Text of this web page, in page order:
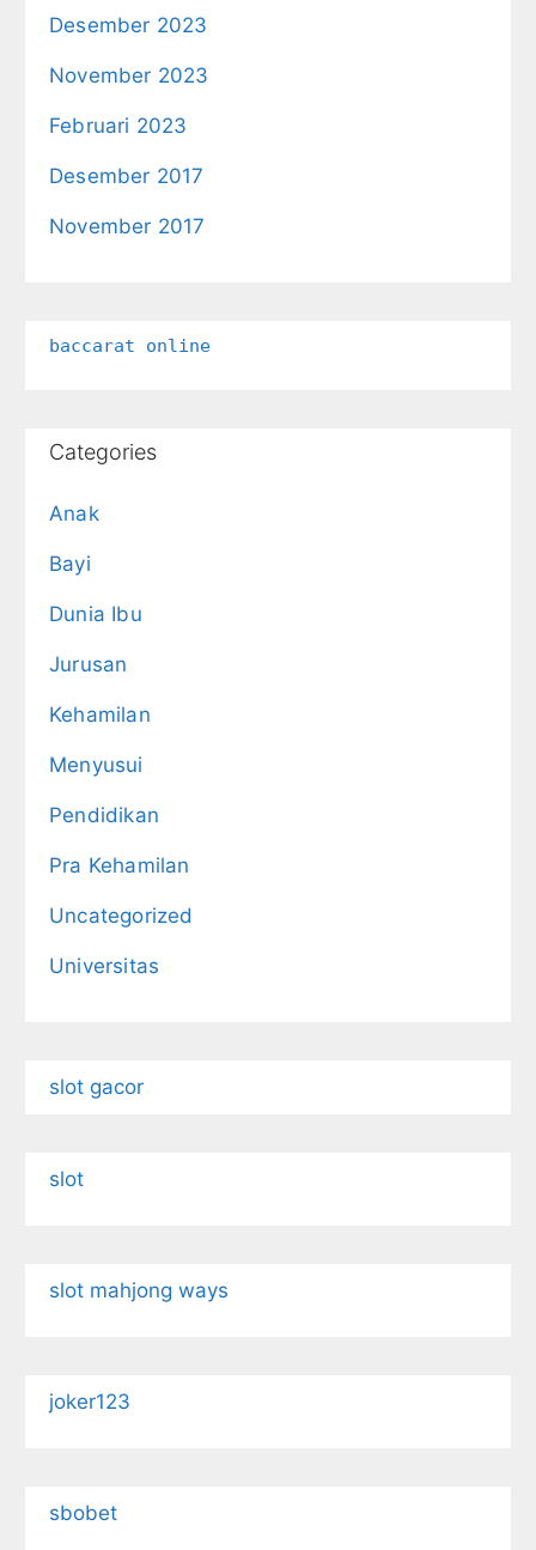
Desember 2023
November 2023
Februari 2023
Desember 2017
November 2017
baccarat online
Categories
Anak
Bayi
Dunia Ibu
Jurusan
Kehamilan
Menyusui
Pendidikan
Pra Kehamilan
Uncategorized
Universitas
slot gacor
slot
slot mahjong ways
joker123
sbobet